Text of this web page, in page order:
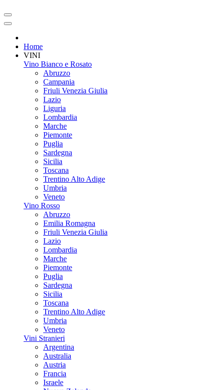
Home
VINI
Vino Bianco e Rosato
Abruzzo
Campania
Friuli Venezia Giulia
Lazio
Liguria
Lombardia
Marche
Piemonte
Puglia
Sardegna
Sicilia
Toscana
Trentino Alto Adige
Umbria
Veneto
Vino Rosso
Abruzzo
Emilia Romagna
Friuli Venezia Giulia
Lazio
Lombardia
Marche
Piemonte
Puglia
Sardegna
Sicilia
Toscana
Trentino Alto Adige
Umbria
Veneto
Vini Stranieri
Argentina
Australia
Austria
Francia
Israele